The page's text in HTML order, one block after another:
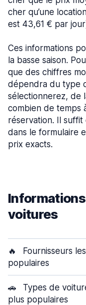
cher qu’une
est 43,61 € par
Ces informations
la basse saison.
que des chiffres
dépendra du type
sélectionnerez, de
combien de temps
réservation. Il suffit
dans le formulaire
prix exacts.
voitures
🔥
Fournisseurs
populaires
🚗
Types de
plus populaires